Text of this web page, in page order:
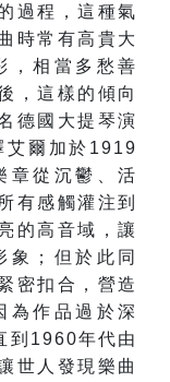
過程，這種氣
時常有高貴大
，相當多愁善
，這樣的傾向
德國大提琴演
艾爾加於1919
章從沉鬱、活
有感觸灌注到
的高音域，讓
象；但於此同
密扣合，營造
為作品過於深
到1960年代由
世人發現樂曲